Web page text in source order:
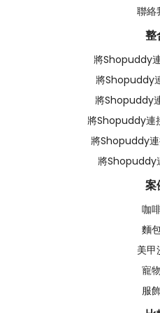
聯絡
整
將Shopuddy
將Shopuddy
將Shopuddy
將Shopuddy連
將Shopuddy
將Shopuddy
案
咖
麵
美甲
寵
服